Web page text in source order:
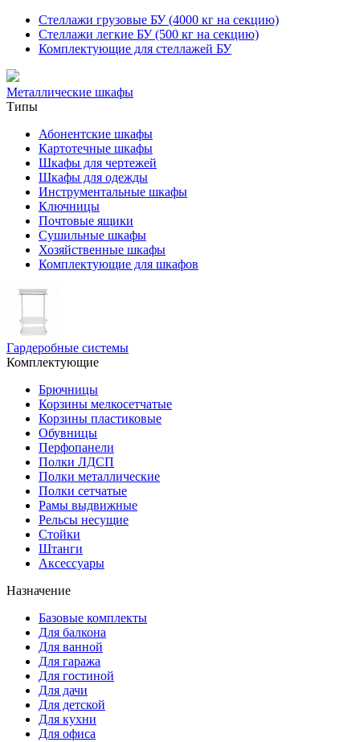
Стеллажи грузовые БУ (4000 кг на секцию)
Стеллажи легкие БУ (500 кг на секцию)
Комплектующие для стеллажей БУ
Металлические шкафы
Типы
Абонентские шкафы
Картотечные шкафы
Шкафы для чертежей
Шкафы для одежды
Инструментальные шкафы
Ключницы
Почтовые ящики
Сушильные шкафы
Хозяйственные шкафы
Комплектующие для шкафов
Гардеробные системы
Комплектующие
Брючницы
Корзины мелкосетчатые
Корзины пластиковые
Обувницы
Перфопанели
Полки ЛДСП
Полки металлические
Полки сетчатые
Рамы выдвижные
Рельсы несущие
Стойки
Штанги
Аксессуары
Назначение
Базовые комплекты
Для балкона
Для ванной
Для гаража
Для гостиной
Для дачи
Для детской
Для кухни
Для офиса